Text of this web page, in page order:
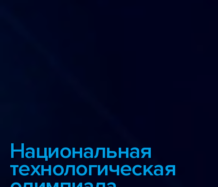
Национальная
технологическая